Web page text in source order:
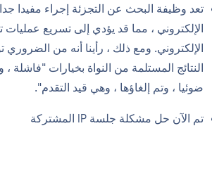
تعد وظيفة البحث عن التجزئة إجراء مفيدا جدا
الإلكتروني ، مما قد يؤدي إلى تسريع عمليات
الإلكتروني. ومع ذلك ، رأينا أنه من الضروري
النتائج المستلمة من النواة بخيارات "فاشلة
ضوئيا ، وتم إلغاؤها ، وهي قيد التقدم".
تم الآن حل مشكلة جلسة IP المشتركة